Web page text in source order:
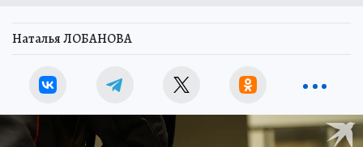
Наталья ЛОБАНОВА